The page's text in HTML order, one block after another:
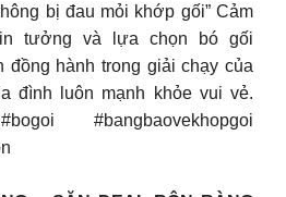
bị đau mỏi khớp gối” Cảm
tưởng và lựa chọn bó gối
đồng hành trong giải chạy của
đình luôn mạnh khỏe vui vẻ.
#bangbaovekhopgoi